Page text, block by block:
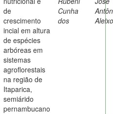
de
crescimento
incial em altura
de espécies
arbóreas em
sistemas
agroflorestais
na região de
Itaparica,
semiárido
pernambucano
Cunha
dos